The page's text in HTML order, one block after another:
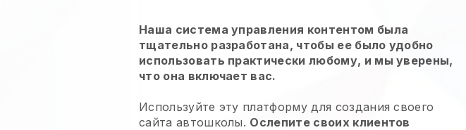
Наша система управления контентом была
тщательно разработана, чтобы ее было удобно
использовать практически любому, и мы уверены,
что она включает вас.
Используйте эту платформу для создания своего
сайта автошколы. Ослепите своих клиентов